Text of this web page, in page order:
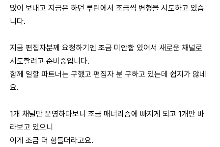
많이 보내고 지금은 하던 루틴에서 조금씩 변형을 시도하고 있습
니다.
지금 편집자분께 요청하기엔 조금 미안함 있어서 새로운 채널로
시도할려고 준비중입니다.
함께 일할 파트너는 구했고 편집자 분 구하고 있는데 쉽지가 않네
요.
1개 채널만 운영하다보니 조금 매너리즘에 빠지게 되고 1개만 바
라보고 있으니
이게 조금 더 힘들더라고요.